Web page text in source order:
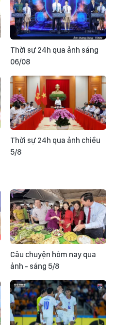
Thời sự 24h qua ảnh sáng
06/08
Thời sự 24h qua ảnh chiều
5/8
Câu chuyện hôm nay qua
ảnh - sáng 5/8